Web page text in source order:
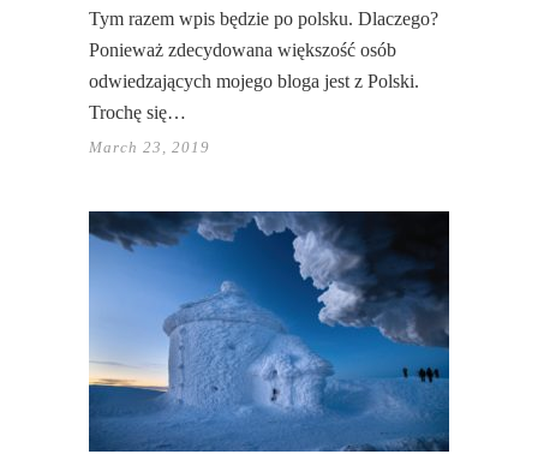
Tym razem wpis będzie po polsku. Dlaczego?
Ponieważ zdecydowana większość osób
odwiedzających mojego bloga jest z Polski.
Trochę się…
March 23, 2019